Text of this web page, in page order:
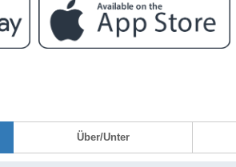
Über/Unter